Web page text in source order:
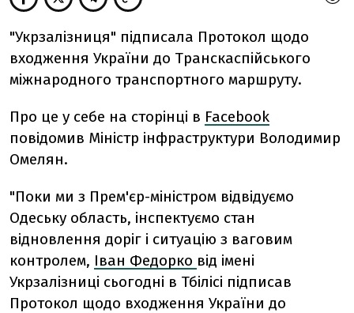
"Укрзалізниця" підписала Протокол щодо
входження України до Транскаспійського
міжнародного транспортного маршруту.
Про це у себе на сторінці в Facebook
повідомив Міністр інфраструктури Володимир
Омелян.
"Поки ми з Прем'єр-міністром відвідуємо
Одеську область, інспектуємо стан
відновлення доріг і ситуацію з ваговим
контролем, Іван Федорко від імені
Укрзалізниці сьогодні в Тбілісі підписав
Протокол щодо входження України до